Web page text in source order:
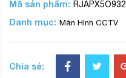
Mã sản phẩm: RJAPX5O932
Danh mục: Màn Hình CCTV
Chia sẻ: